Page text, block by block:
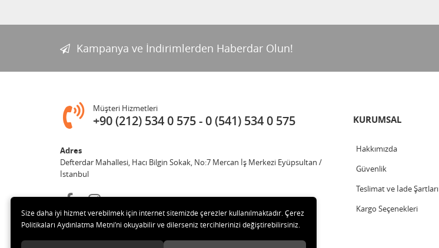
Kampanya ve İndirimlerden Haberdar Olun!
Müşteri Hizmetleri
+90 (212) 534 0 575 0 (541) 534 0 575
Adres
Defterdar Mahallesi, Hacı Bilgin Sokak, No:7 Mercan İş Merkezi Eyüpsultan /
İstanbul
KURUMSAL
Hakkımızda
Güvenlik
Teslimat ve İade Şartları
Kargo Seçenekleri
Size daha iyi hizmet verebilmek için internet sitemizde çerezler kullanılmaktadır. Çerez
Politikaları Aydınlatma Metni’ni okuyabilir ve dilerseniz tercihlerinizi değiştirebilirsiniz.